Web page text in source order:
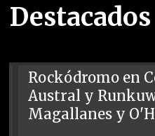
Destacados
Rockódromo en
Austral y
Magallanes y